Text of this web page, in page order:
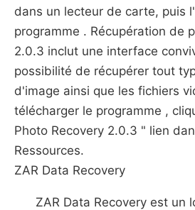
dans un lecteur de carte, puis
programme . Récupération de
2.0.3 inclut une interface
possibilité de récupérer tout
d'image ainsi que les fichiers
télécharger le programme ,
Photo Recovery 2.0.3 " lien
Ressources.
ZAR Data Recovery
ZAR Data Recovery est un